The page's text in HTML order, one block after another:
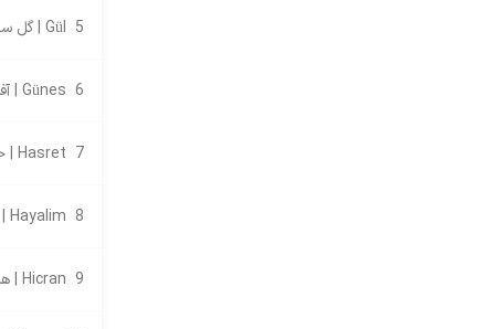
5 Gül | گل سرخ
6 Günes | آفتاب
7 Hasret | حسرت
8 Hayalim | رویای من
9 Hicran | هیکران